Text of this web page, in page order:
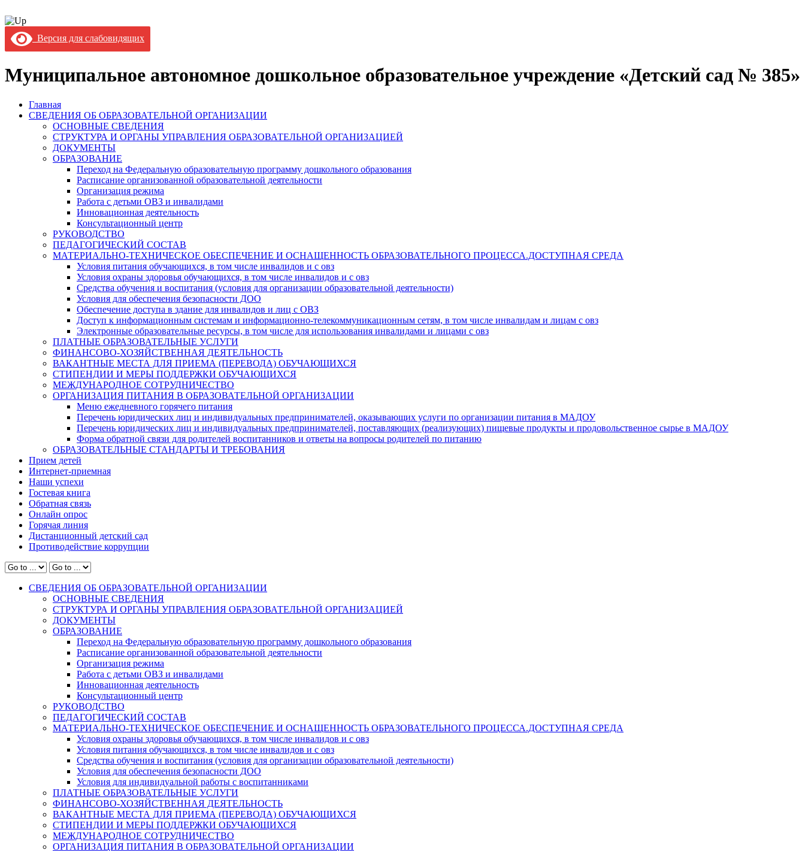
Версия для слабовидящих
Муниципальное автономное дошкольное образовательное учреждение «Детский сад № 385»
Главная
СВЕДЕНИЯ ОБ ОБРАЗОВАТЕЛЬНОЙ ОРГАНИЗАЦИИ
ОСНОВНЫЕ СВЕДЕНИЯ
СТРУКТУРА И ОРГАНЫ УПРАВЛЕНИЯ ОБРАЗОВАТЕЛЬНОЙ ОРГАНИЗАЦИЕЙ
ДОКУМЕНТЫ
ОБРАЗОВАНИЕ
Переход на Федеральную образовательную программу дошкольного образования
Расписание организованной образовательной деятельности
Организация режима
Работа с детьми ОВЗ и инвалидами
Инновационная деятельность
Консультационный центр
РУКОВОДСТВО
ПЕДАГОГИЧЕСКИЙ СОСТАВ
МАТЕРИАЛЬНО-ТЕХНИЧЕСКОЕ ОБЕСПЕЧЕНИЕ И ОСНАЩЕННОСТЬ ОБРАЗОВАТЕЛЬНОГО ПРОЦЕССА.ДОСТУПНАЯ СРЕДА
Условия питания обучающихся, в том числе инвалидов и с овз
Условия охраны здоровья обучающихся, в том числе инвалидов и с овз
Средства обучения и воспитания (условия для организации образовательной деятельности)
Условия для обеспечения безопасности ДОО
Обеспечение доступа в здание для инвалидов и лиц с ОВЗ
Доступ к информационным системам и информационно-телекоммуникационным сетям, в том числе инвалидам и лицам с овз
Электронные образовательные ресурсы, в том числе для использования инвалидами и лицами с овз
ПЛАТНЫЕ ОБРАЗОВАТЕЛЬНЫЕ УСЛУГИ
ФИНАНСОВО-ХОЗЯЙСТВЕННАЯ ДЕЯТЕЛЬНОСТЬ
ВАКАНТНЫЕ МЕСТА ДЛЯ ПРИЕМА (ПЕРЕВОДА) ОБУЧАЮЩИХСЯ
СТИПЕНДИИ И МЕРЫ ПОДДЕРЖКИ ОБУЧАЮЩИХСЯ
МЕЖДУНАРОДНОЕ СОТРУДНИЧЕСТВО
ОРГАНИЗАЦИЯ ПИТАНИЯ В ОБРАЗОВАТЕЛЬНОЙ ОРГАНИЗАЦИИ
Меню ежедневного горячего питания
Перечень юридических лиц и индивидуальных предпринимателей, оказывающих услуги по организации питания в МАДОУ
Перечень юридических лиц и индивидуальных предпринимателей, поставляющих (реализующих) пищевые продукты и продовольственное сырье в МАДОУ
Форма обратной связи для родителей воспитанников и ответы на вопросы родителей по питанию
ОБРАЗОВАТЕЛЬНЫЕ СТАНДАРТЫ И ТРЕБОВАНИЯ
Прием детей
Интернет-приемная
Наши успехи
Гостевая книга
Обратная связь
Онлайн опрос
Горячая линия
Дистанционный детский сад
Противодействие коррупции
СВЕДЕНИЯ ОБ ОБРАЗОВАТЕЛЬНОЙ ОРГАНИЗАЦИИ
ОСНОВНЫЕ СВЕДЕНИЯ
СТРУКТУРА И ОРГАНЫ УПРАВЛЕНИЯ ОБРАЗОВАТЕЛЬНОЙ ОРГАНИЗАЦИЕЙ
ДОКУМЕНТЫ
ОБРАЗОВАНИЕ
Переход на Федеральную образовательную программу дошкольного образования
Расписание организованной образовательной деятельности
Организация режима
Работа с детьми ОВЗ и инвалидами
Инновационная деятельность
Консультационный центр
РУКОВОДСТВО
ПЕДАГОГИЧЕСКИЙ СОСТАВ
МАТЕРИАЛЬНО-ТЕХНИЧЕСКОЕ ОБЕСПЕЧЕНИЕ И ОСНАЩЕННОСТЬ ОБРАЗОВАТЕЛЬНОГО ПРОЦЕССА.ДОСТУПНАЯ СРЕДА
Условия охраны здоровья обучающихся, в том числе инвалидов и с овз
Условия питания обучающихся, в том числе инвалидов и с овз
Средства обучения и воспитания (условия для организации образовательной деятельности)
Условия для обеспечения безопасности ДОО
Условия для индивидуальной работы с воспитанниками
ПЛАТНЫЕ ОБРАЗОВАТЕЛЬНЫЕ УСЛУГИ
ФИНАНСОВО-ХОЗЯЙСТВЕННАЯ ДЕЯТЕЛЬНОСТЬ
ВАКАНТНЫЕ МЕСТА ДЛЯ ПРИЕМА (ПЕРЕВОДА) ОБУЧАЮЩИХСЯ
СТИПЕНДИИ И МЕРЫ ПОДДЕРЖКИ ОБУЧАЮЩИХСЯ
МЕЖДУНАРОДНОЕ СОТРУДНИЧЕСТВО
ОРГАНИЗАЦИЯ ПИТАНИЯ В ОБРАЗОВАТЕЛЬНОЙ ОРГАНИЗАЦИИ